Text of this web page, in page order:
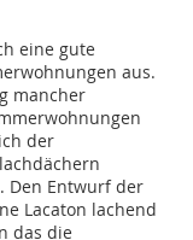
eine gute
aus.
mancher
der
Den Entwurf der
Lacaton lachend
das die